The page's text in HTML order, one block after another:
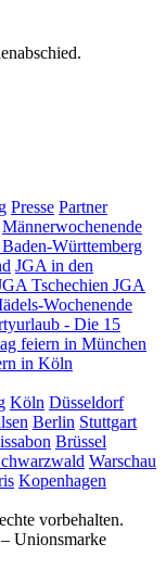
Presse Partner
Männerwochenende
Württemberg
JGA in den
Tschechien JGA
Wochenende
- Die 15
feiern in München
in Köln
Köln Düsseldorf
Berlin Stuttgart
Brüssel
Warschau
Kopenhagen
vorbehalten.
Unionsmarke